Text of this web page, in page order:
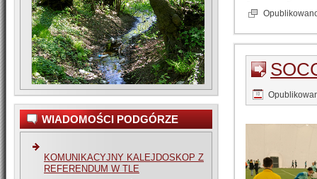
WIADOMOŚCI PODGÓRZE
KOMUNIKACYJNY KALEJDOSKOP Z
REFERENDUM W TLE